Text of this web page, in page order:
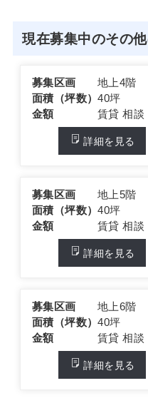
現在募集中のその
募集区画
地上4階
面積（坪数）40坪
金額
賃貸 相談
詳細を見る
募集区画
地上5階
面積（坪数）40坪
金額
賃貸 相談
詳細を見る
募集区画
地上6階
面積（坪数）40坪
金額
賃貸 相談
詳細を見る